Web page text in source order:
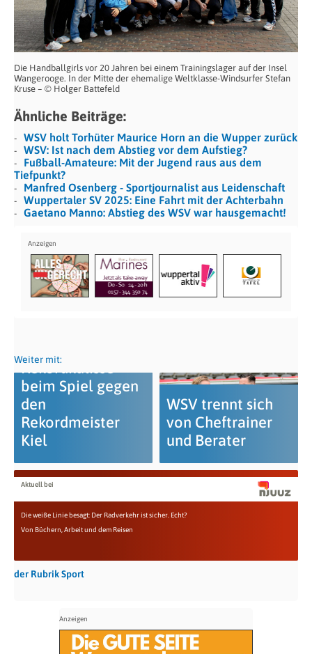
Die Handballgirls vor 20 Jahren bei einem Trainingslager auf der Insel
Wangerooge. In der Mitte der ehemalige Weltklasse-Windsurfer Stefan
Kruse – © Holger Battefeld
Ähnliche Beiträge:
WSV holt Torhüter Maurice Horn an die Wupper zurück
WSV: Ist nach dem Abstieg vor dem Aufstieg?
Fußball-Amateure: Mit der Jugend raus aus dem
Tiefpunkt?
Manfred Osenberg - Sportjournalist aus Leidenschaft
Wuppertaler SV 2025: Eine Fahrt mit der Achterbahn
Gaetano Manno: Abstieg des WSV war hausgemacht!
Weiter mit:
Rekordkulisse
beim Spiel gegen
den
Rekordmeister
Kiel
WSV trennt sich
von Cheftrainer
und Berater
Aktuell bei
Die weiße Linie besagt: Der Radverkehr ist sicher. Echt?
Von Büchern, Arbeit und dem Reisen
der Rubrik Sport